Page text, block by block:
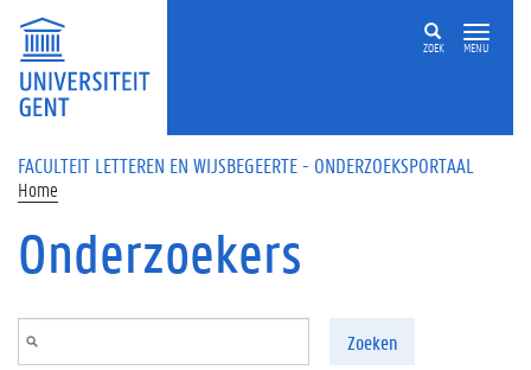
Overslaan en naar de inhoud gaan
ZOEK MENU
FACULTEIT LETTEREN EN WIJSBEGEERTE - ONDERZOEKSPORTAAL
Home
Onderzoekers
Zoeken